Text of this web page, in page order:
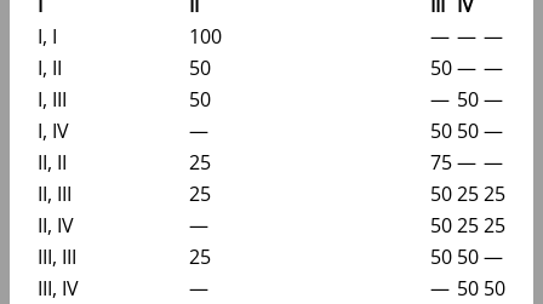
I, I
100 — — —
I, II
50 50— —
I, III
50 — 50—
I, IV
— 50 50—
II, II
25 75— —
II, III
25 502525
II, IV
— 502525
III, III
25 50 50—
III, IV
— — 50 50